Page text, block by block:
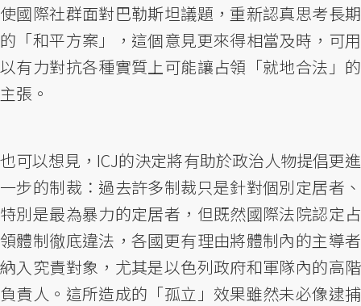
使國際社群面對巴勒斯坦議題，重新認真思考長期
的「和平方案」，這個意見更來得相當及時，可用
以有力對抗各種實質上可能讓占領「就地合法」的
主張。
也可以想見，ICJ的決定將有助於政治人物提倡更進
一步的制裁：過去許多制裁只是針對個別定居者、
特別是最為暴力的定居者，但既然國際法院認定占
領體制徹底違法，各國更有理由將體制內的主導者
納入究責對象，尤其是以色列政府和軍隊內的高階
負責人。這所造成的「孤立」效果雖然未必像逮捕